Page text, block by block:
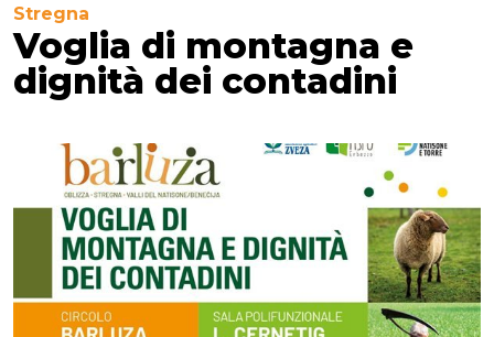
Stregna
Voglia di montagna e
dignità dei contadini